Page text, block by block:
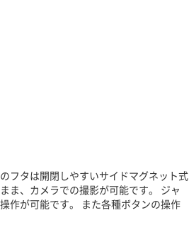
フタは開閉しやすいサイドマグネット式
ま、カメラでの撮影が可能です。 ジャ
作が可能です。 また各種ボタンの操作